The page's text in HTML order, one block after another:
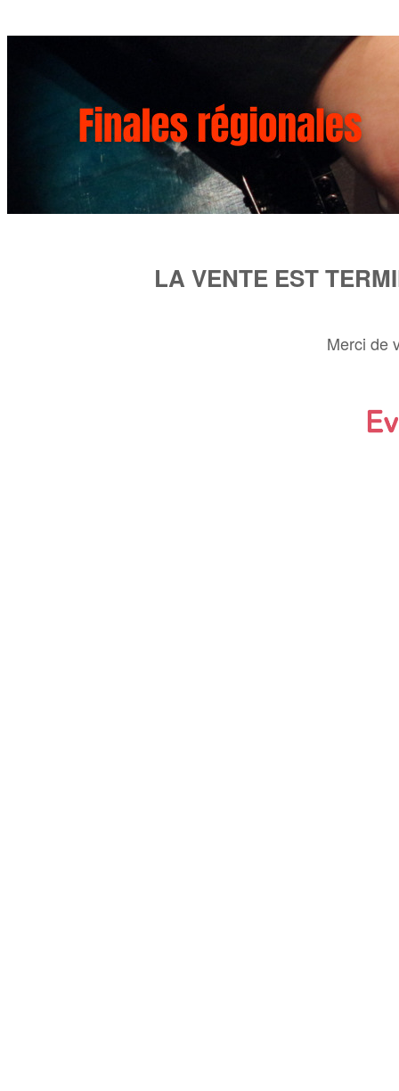
LA VENTE EST
Merci de